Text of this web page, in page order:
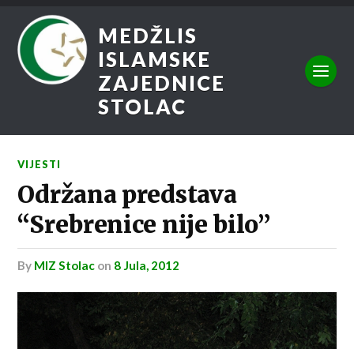
MEDŽLIS
ISLAMSKE
ZAJEDNICE
STOLAC
VIJESTI
Održana predstava
“Srebrenice nije bilo”
by MIZ Stolac on 8 Jula, 2012